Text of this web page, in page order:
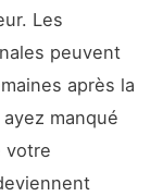
Les
peuvent
après la
manqué
votre